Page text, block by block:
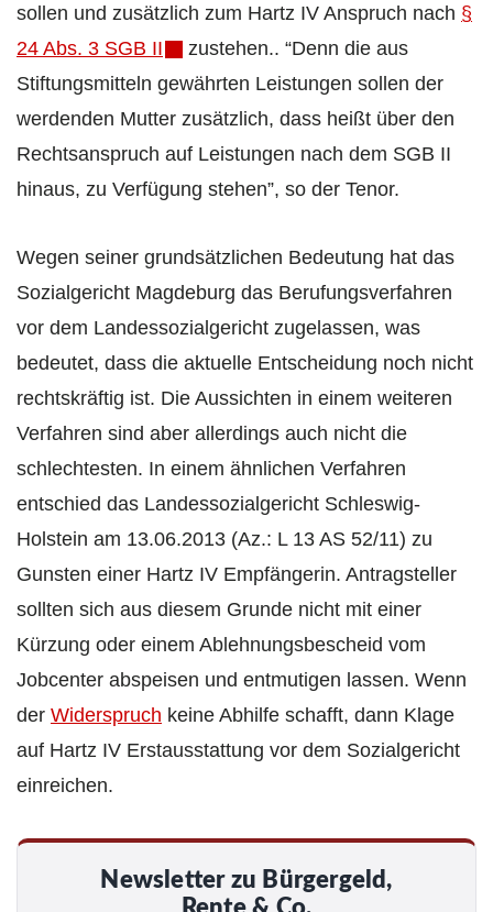
sollen und zusätzlich zum Hartz IV Anspruch nach §
24 Abs. 3 SGB II
zustehen.. “Denn die aus
Stiftungsmitteln gewährten Leistungen sollen der
werdenden Mutter zusätzlich, dass heißt über den
Rechtsanspruch auf Leistungen nach dem SGB II
hinaus, zu Verfügung stehen”, so der Tenor.
Wegen seiner grundsätzlichen Bedeutung hat das
Sozialgericht Magdeburg das Berufungsverfahren
vor dem Landessozialgericht zugelassen, was
bedeutet, dass die aktuelle Entscheidung noch nicht
rechtskräftig ist. Die Aussichten in einem weiteren
Verfahren sind aber allerdings auch nicht die
schlechtesten. In einem ähnlichen Verfahren
entschied das Landessozialgericht Schleswig-
Holstein am 13.06.2013 (Az.: L 13 AS 52/11) zu
Gunsten einer Hartz IV Empfängerin. Antragsteller
sollten sich aus diesem Grunde nicht mit einer
Kürzung oder einem Ablehnungsbescheid vom
Jobcenter abspeisen und entmutigen lassen. Wenn
der Widerspruch keine Abhilfe schafft, dann Klage
auf Hartz IV Erstausstattung vor dem Sozialgericht
einreichen.
Newsletter zu Bürgergeld,